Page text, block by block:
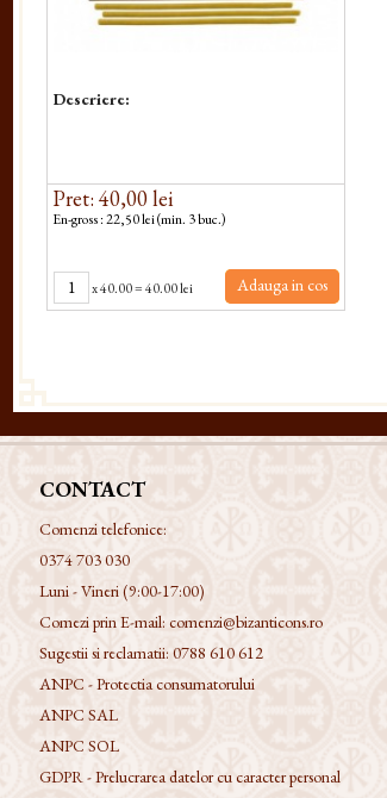
Descriere:
Pret: 40,00 lei
En-gross : 22,50 lei (min. 3 buc.)
x40.00=40.00 lei Adauga in cos
CONTACT
Comenzi telefonice:
0374 703 030
Luni - Vineri (9:00-17:00)
Comezi prin E-mail: comenzi@bizanticons.ro
Sugestii si reclamatii: 0788 610 612
ANPC - Protectia consumatorului
ANPC SAL
ANPC SOL
GDPR - Prelucrarea datelor cu caracter personal